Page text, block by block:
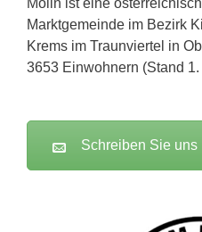
Marktgemeinde im Bezirk
Krems im Traunviertel in
3653 Einwohnern (Stand
Schreiben Sie uns